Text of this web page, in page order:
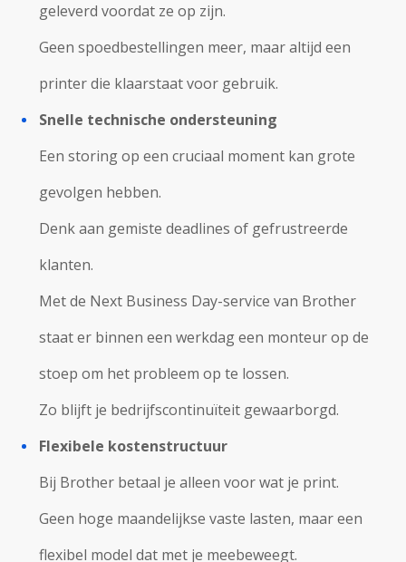
geleverd voordat ze op zijn.
Geen spoedbestellingen meer, maar altijd een
printer die klaarstaat voor gebruik.
Snelle technische ondersteuning
Een storing op een cruciaal moment kan grote
gevolgen hebben.
Denk aan gemiste deadlines of gefrustreerde
klanten.
Met de Next Business Day-service van Brother
staat er binnen een werkdag een monteur op de
stoep om het probleem op te lossen.
Zo blijft je bedrijfscontinuïteit gewaarborgd.
Flexibele kostenstructuur
Bij Brother betaal je alleen voor wat je print.
Geen hoge maandelijkse vaste lasten, maar een
flexibel model dat met je meebeweegt.